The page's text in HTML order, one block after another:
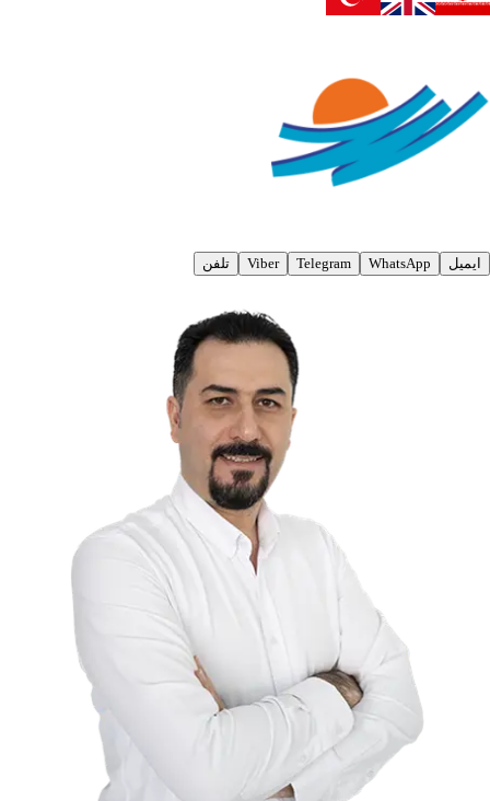
ایمیل WhatsApp
Telegram
Viber تلفن